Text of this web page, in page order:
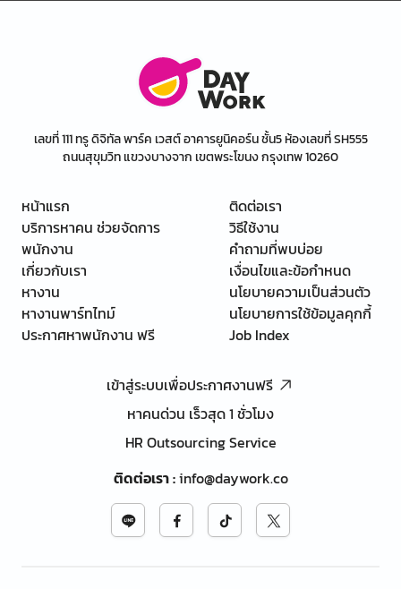
เลขที่ 111 ทรู ดิจิทัล พาร์ค เวสต์ อาคารยูนิคอร์น ชั้น5 ห้องเลขที่ SH555
ถนนสุขุมวิท แขวงบางจาก เขตพระโขนง กรุงเทพ 10260
หน้าแรก
บริการหาคน ช่วยจัดการ
พนักงาน
เกี่ยวกับเรา
หางาน
หางานพาร์ทไทม์
ประกาศหาพนักงาน ฟรี
ติดต่อเรา
วิธีใช้งาน
คำถามที่พบบ่อย
เงื่อนไขและข้อกำหนด
นโยบายความเป็นส่วนตัว
นโยบายการใช้ข้อมูลคุกกี้
Job Index
เข้าสู่ระบบเพื่อประกาศงานฟรี
หาคนด่วน เร็วสุด 1 ชั่วโมง
HR Outsourcing Service
ติดต่อเรา:info@daywork.co